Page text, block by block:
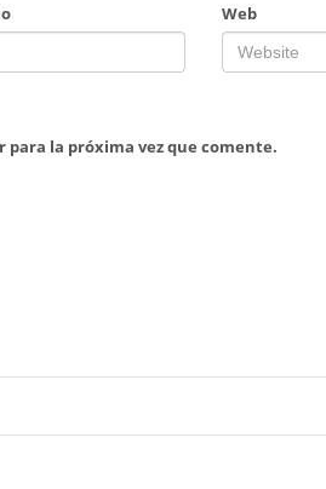
Web
la próxima vez que comente.